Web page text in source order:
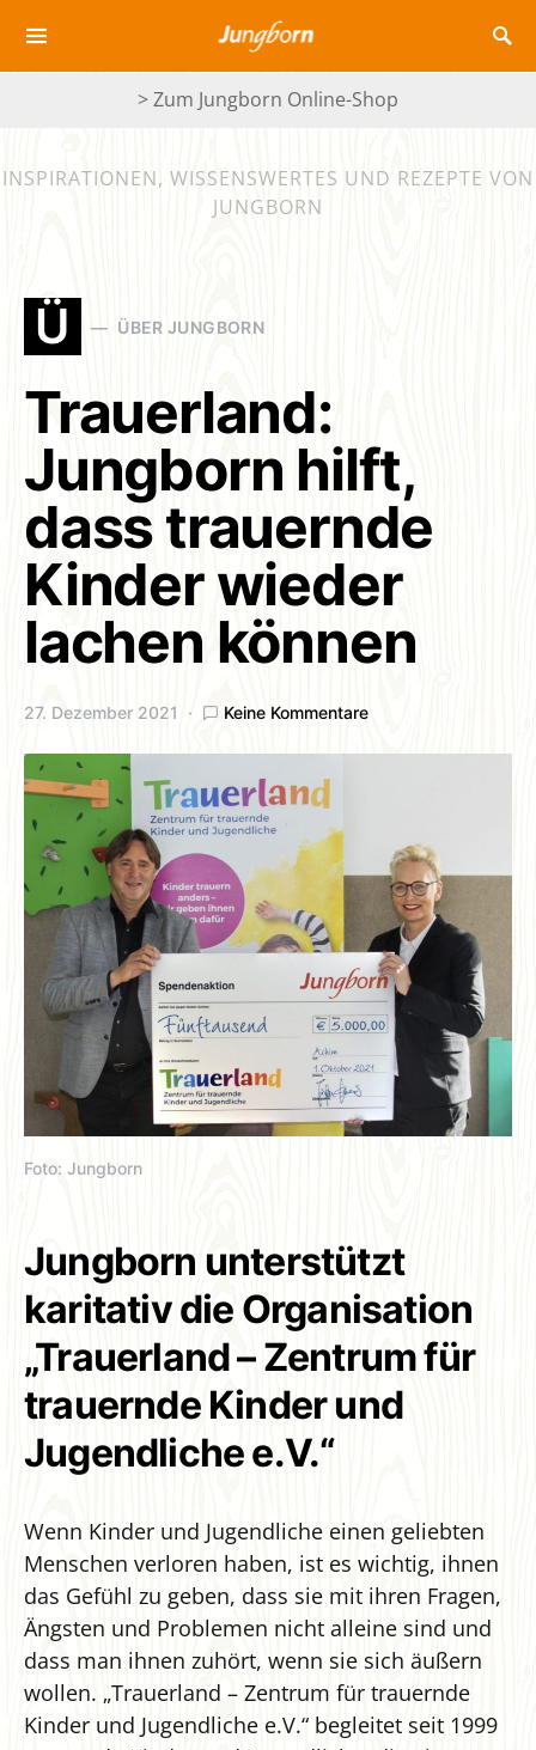
> Zum Jungborn Online-Shop
INSPIRATIONEN, WISSENSWERTES UND REZEPTE VON
JUNGBORN
Ü ÜBER JUNGBORN
Trauerland:
Jungborn hilft,
dass trauernde
Kinder wieder
lachen können
27. Dezember 2021 Keine Kommentare
Foto: Jungborn
Jungborn unterstützt
karitativ die Organisation
„Trauerland – Zentrum für
trauernde Kinder und
Jugendliche e.V.“
Wenn Kinder und Jugendliche einen geliebten
Menschen verloren haben, ist es wichtig, ihnen
das Gefühl zu geben, dass sie mit ihren Fragen,
Ängsten und Problemen nicht alleine sind und
dass man ihnen zuhört, wenn sie sich äußern
wollen. „Trauerland – Zentrum für trauernde
Kinder und Jugendliche e.V.“ begleitet seit 1999